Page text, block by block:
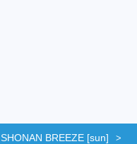
SHONAN BREEZE [sun]